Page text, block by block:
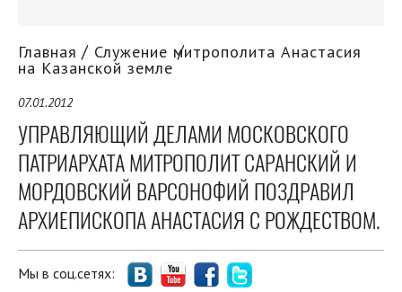
Главная Служение митрополита Анастасия
на Казанской земле
07.01.2012
УПРАВЛЯЮЩИЙ ДЕЛАМИ МОСКОВСКОГО
ПАТРИАРХАТА МИТРОПОЛИТ САРАНСКИЙ И
МОРДОВСКИЙ ВАРСОНОФИЙ ПОЗДРАВИЛ
АРХИЕПИСКОПА АНАСТАСИЯ С РОЖДЕСТВОМ.
Мы в соц.сетях: